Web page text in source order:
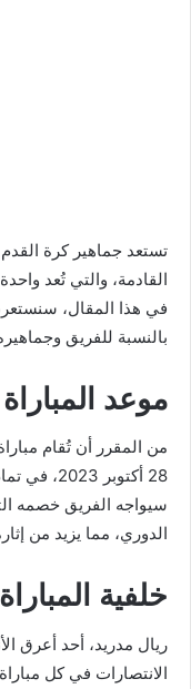
تستعد جماهير كرة القدم
القادمة، والتي تُعد
في هذا المقال،
بالنسبة للفريق
موعد المباراة
من المقرر أن تُقام
سيواجه الفريق خصمه
الدوري، مما يزيد من
خلفية المباراة
ريال مدريد، أحد أعرق
الانتصارات في كل